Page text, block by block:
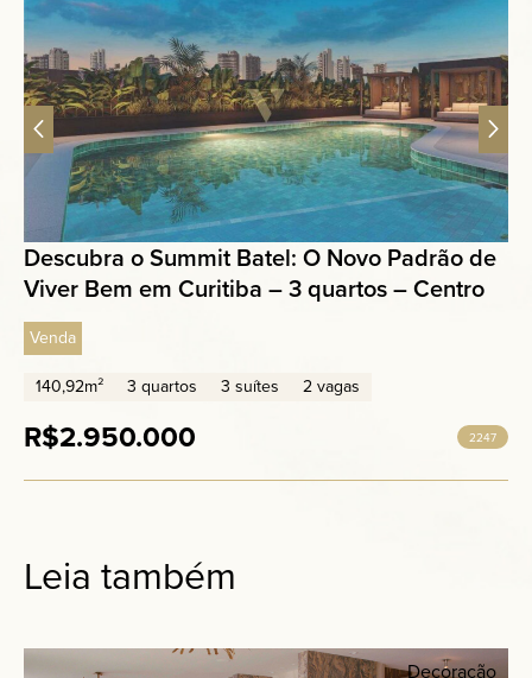
Descubra o Summit Batel: O Novo Padrão de
Viver Bem em Curitiba – 3 quartos – Centro
Venda
140,92m²
3 quartos 3 suítes 2 vagas
R$2.950.000 2247
Leia também
Decoração